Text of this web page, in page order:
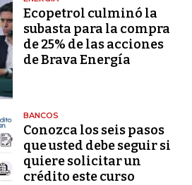
Ecopetrol culminó la
subasta para la compra
de 25% de las acciones
de Brava Energía
BANCOS
Conozca los seis pasos
que usted debe seguir si
quiere solicitar un
crédito este curso